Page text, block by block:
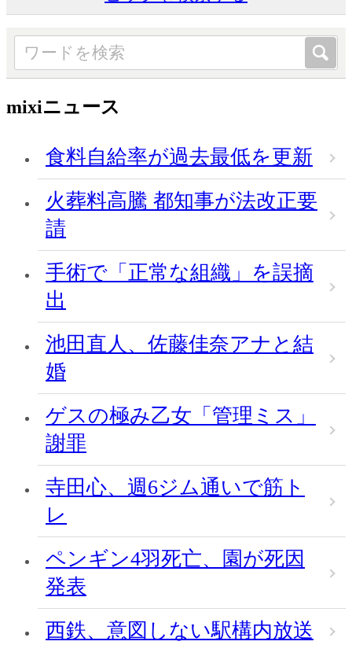
mixiニュース
食料自給率が過去最低を更新
火葬料高騰 都知事が法改正要
請
手術で「正常な組織」を誤摘
出
池田直人、佐藤佳奈アナと結
婚
ゲスの極み乙女「管理ミス」
謝罪
寺田心、週6ジム通いで筋ト
レ
ペンギン4羽死亡、園が死因
発表
西鉄、意図しない駅構内放送